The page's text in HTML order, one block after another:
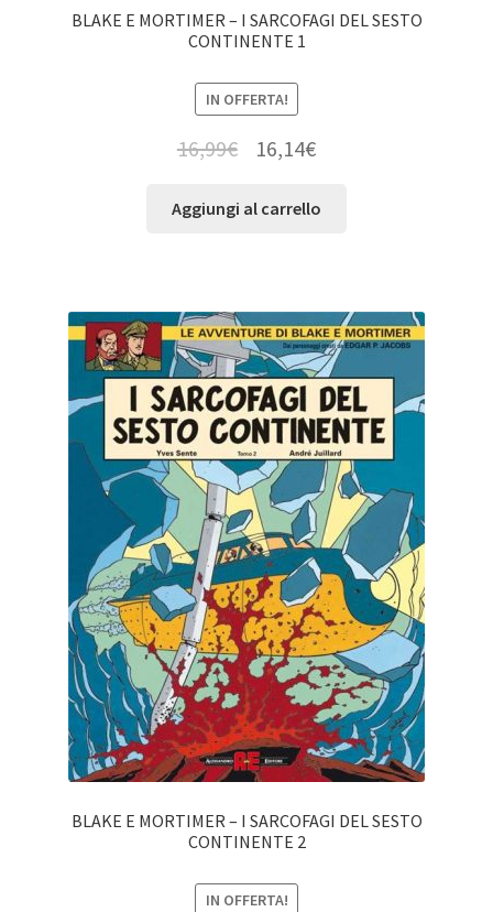
BLAKE E MORTIMER – I SARCOFAGI DEL SESTO
CONTINENTE 1
IN OFFERTA!
16,99€ 16,14€
Aggiungi al carrello
BLAKE E MORTIMER – I SARCOFAGI DEL SESTO
CONTINENTE 2
IN OFFERTA!